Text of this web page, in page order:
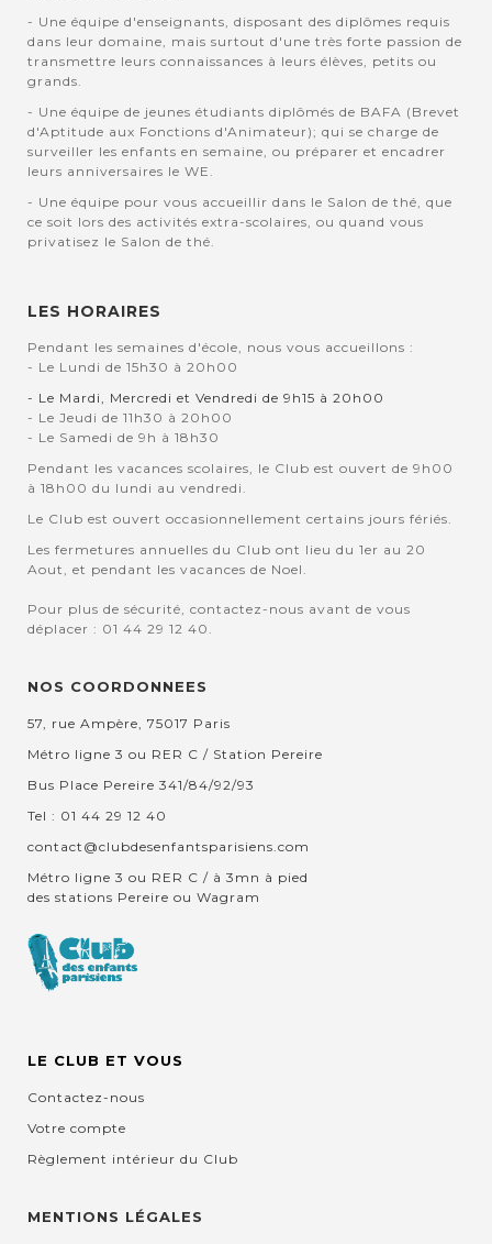
- Une équipe d'enseignants, disposant des diplômes requis
dans leur domaine, mais surtout d'une très forte passion de
transmettre leurs connaissances à leurs élèves, petits ou
grands.
- Une équipe de jeunes étudiants diplômés de BAFA (Brevet
d'Aptitude aux Fonctions d'Animateur); qui se charge de
surveiller les enfants en semaine, ou préparer et encadrer
leurs anniversaires le WE.
- Une équipe pour vous accueillir dans le Salon de thé, que
ce soit lors des activités extra-scolaires, ou quand vous
privatisez le Salon de thé.
LES HORAIRES
Pendant les semaines d'école, nous vous accueillons :
- Le Lundi de 15h30 à 20h00
- Le Mardi, Mercredi et Vendredi de 9h15 à 20h00
- Le Jeudi de 11h30 à 20h00
- Le Samedi de 9h à 18h30
Pendant les vacances scolaires, le Club est ouvert de 9h00
à 18h00 du lundi au vendredi.
Le Club est ouvert occasionnellement certains jours fériés.
Les fermetures annuelles du Club ont lieu du 1er au 20
Aout, et pendant les vacances de Noel.
Pour plus de sécurité, contactez-nous avant de vous
déplacer : 01 44 29 12 40.
NOS COORDONNEES
57, rue Ampère, 75017 Paris
Métro ligne 3 ou RER C / Station Pereire
Bus Place Pereire 341/84/92/93
Tel : 01 44 29 12 40
contact@clubdesenfantsparisiens.com
Métro ligne 3 ou RER C / à 3mn à pied
des stations Pereire ou Wagram
LE CLUB ET VOUS
Contactez-nous
Votre compte
Règlement intérieur du Club
MENTIONS LÉGALES